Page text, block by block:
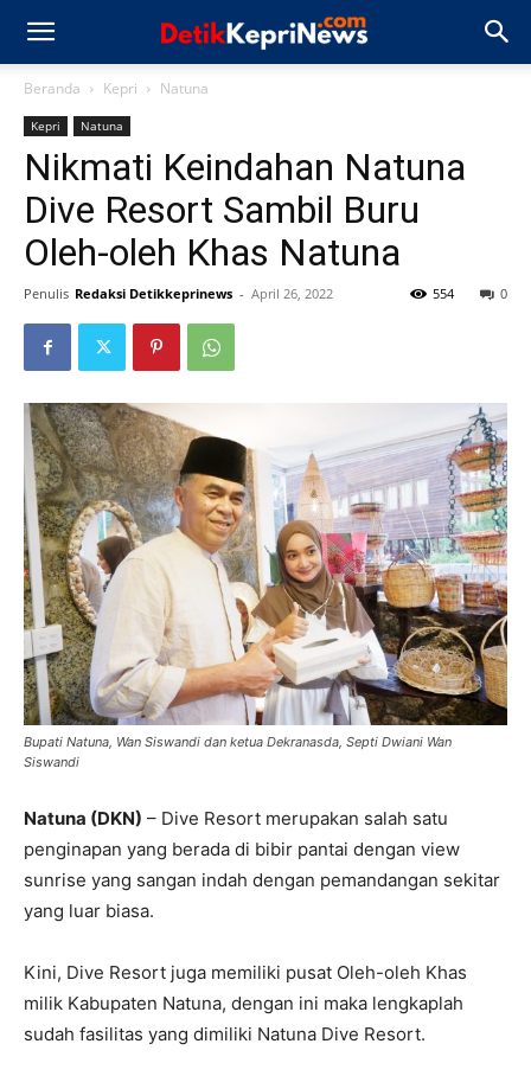
Beranda Kepri Natuna
Kepri Natuna
Nikmati Keindahan Natuna
Dive Resort Sambil Buru
Oleh-oleh Khas Natuna
Penulis Redaksi Detikkeprinews - April 26, 2022 0
554
Bupati Natuna, Wan Siswandi dan ketua Dekranasda, Septi Dwiani Wan
Siswandi
Natuna (DKN) – Dive Resort merupakan salah satu
penginapan yang berada di bibir pantai dengan view
sunrise yang sangan indah dengan pemandangan sekitar
yang luar biasa.
Kini, Dive Resort juga memiliki pusat Oleh-oleh Khas
milik Kabupaten Natuna, dengan ini maka lengkaplah
sudah fasilitas yang dimiliki Natuna Dive Resort.